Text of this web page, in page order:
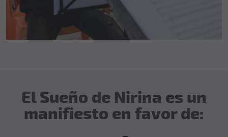
El Sueño de Nirina es un
manifiesto en favor de: